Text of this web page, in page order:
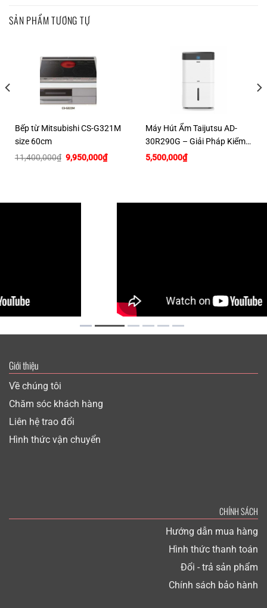
SẢN PHẨM TƯƠNG TỰ
Bếp từ Mitsubishi CS-G321M
size 60cm
11,400,000₫ Giá
gốc
9,950,000₫Giá
hiện
Máy Hút Ẩm Taijutsu AD-
30R290G – Giải Pháp Kiểm
Soát Độ Ẩm Hiệu Quả
5,500,000₫
Giới thiệu
Về chúng tôi
Chăm sóc khách hàng
Liên hệ trao đổi
Hình thức vận chuyển
CHÍNH SÁCH
Hướng dẫn mua hàng
Hình thức thanh toán
Đổi - trả sản phẩm
Chính sách bảo hành